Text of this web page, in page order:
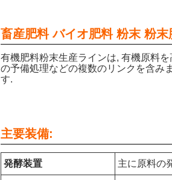
畜産肥料 バイオ肥料 粉末 粉
有機肥料粉末生産ラインは, 有機原料
の予備処理などの複数のリンクを含み
す.
主要装備:
発酵装置 主に原料の